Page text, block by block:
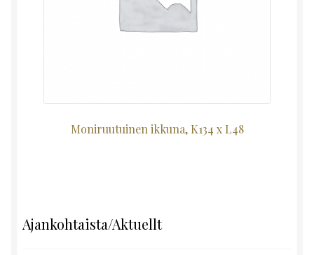
Moniruutuinen ikkuna, K134 x L48
Ajankohtaista/Aktuellt